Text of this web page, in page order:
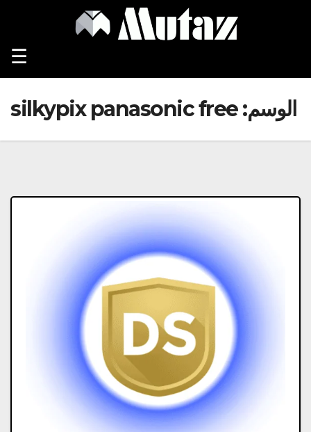
☰
الوسم:silkypix panasonic free